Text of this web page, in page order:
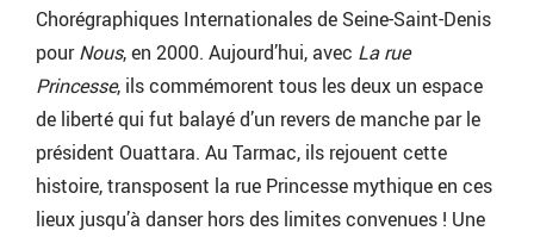
Chorégraphiques Internationales de Seine-Saint-Denis
pourNous, en 2000. Aujourd’hui, avec La rue
Princesse, ils commémorent tous les deux un espace
de liberté qui fut balayé d’un revers de manche par le
président Ouattara. Au Tarmac, ils rejouent cette
histoire, transposent la rue Princesse mythique en ces
lieux jusqu’à danser hors des limites convenues ! Une